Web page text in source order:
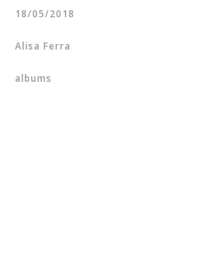
18/05/2018
Alisa Ferra
albums